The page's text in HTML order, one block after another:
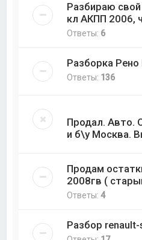
Разбираю
кл АКПП 2006,
Ответы: 6
Разборка
Ответы: 136
Продал. Авто.
и б\у Москва.
Продам
2008гв (
Ответы:4
Разбор